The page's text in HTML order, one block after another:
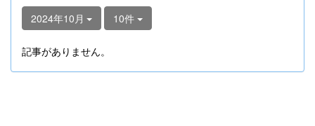
2024年10月 10件
記事がありません。